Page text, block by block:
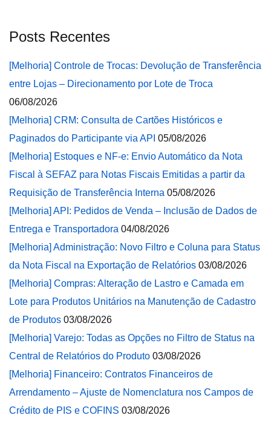
Posts Recentes
[Melhoria] Controle de Trocas: Devolução de Transferência
entre Lojas – Direcionamento por Lote de Troca
06/08/2026
[Melhoria] CRM: Consulta de Cartões Históricos e
Paginados do Participante via API 05/08/2026
[Melhoria] Estoques e NF-e: Envio Automático da Nota
Fiscal à SEFAZ para Notas Fiscais Emitidas a partir da
Requisição de Transferência Interna 05/08/2026
[Melhoria] API: Pedidos de Venda – Inclusão de Dados de
Entrega e Transportadora 04/08/2026
[Melhoria] Administração: Novo Filtro e Coluna para Status
da Nota Fiscal na Exportação de Relatórios 03/08/2026
[Melhoria] Compras: Alteração de Lastro e Camada em
Lote para Produtos Unitários na Manutenção de Cadastro
de Produtos 03/08/2026
[Melhoria] Varejo: Todas as Opções no Filtro de Status na
Central de Relatórios do Produto 03/08/2026
[Melhoria] Financeiro: Contratos Financeiros de
Arrendamento – Ajuste de Nomenclatura nos Campos de
Crédito de PIS e COFINS 03/08/2026